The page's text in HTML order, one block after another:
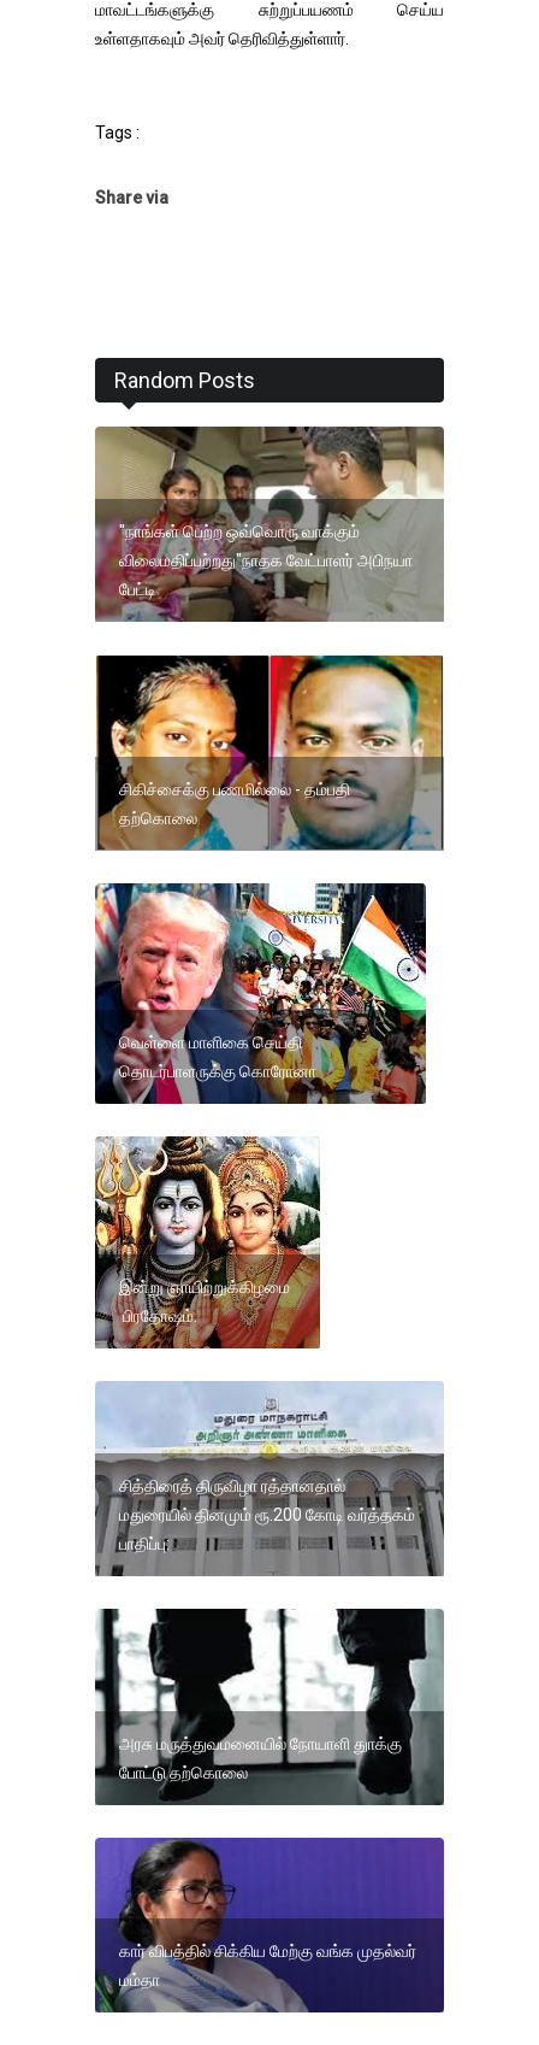
மாவட்டங்களுக்கு சுற்றுப்பயணம் செய்ய
உள்ளதாகவும் அவர் தெரிவித்துள்ளார்.
Tags :
Share via
Random Posts
"நாங்கள் பெற்ற ஒவ்வொரு வாக்கும்
விலைமதிப்பற்றது"நாதக வேட்பாளர் அபிநயா
பேட்டி
சிகிச்சைக்கு பணமில்லை - தம்பதி
தற்கொலை
வெள்ளை மாளிகை செய்தி
தொடர்பாளருக்கு கொரோனா
இன்று ஞாயிற்றுக்கிழமை
பிரதோஷம்.
சித்திரைத் திருவிழா ரத்தானதால்
மதுரையில் தினமும் ரூ.200 கோடி வர்த்தகம்
பாதிப்பு:
அரசு மருத்துவமனையில் நோயாளி துாக்கு
போட்டு தற்கொலை
கார் விபத்தில் சிக்கிய மேற்கு வங்க முதல்வர்
மம்தா